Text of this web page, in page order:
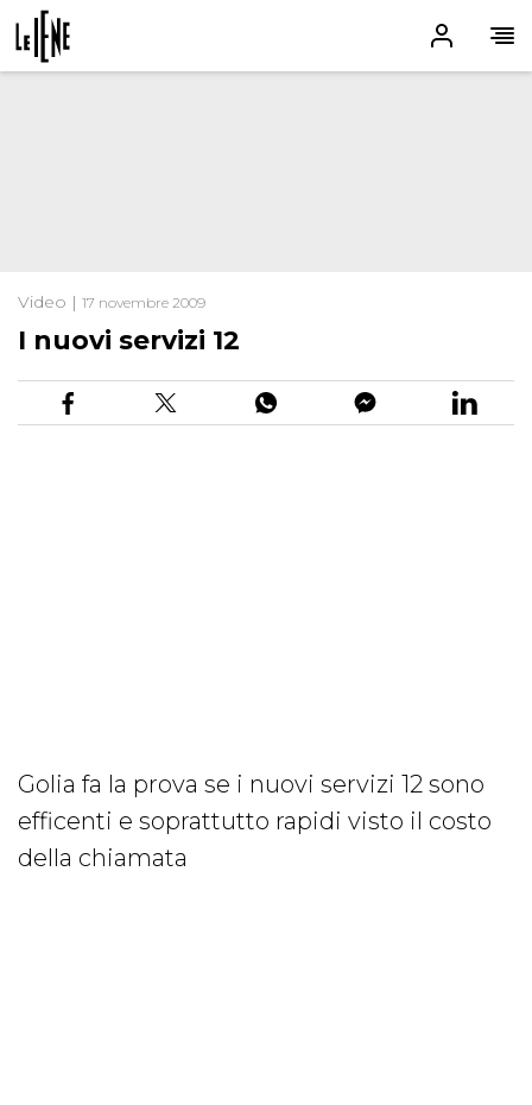
Video | 17 novembre 2009
I nuovi servizi 12
Golia fa la prova se i nuovi servizi 12 sono
efficenti e soprattutto rapidi visto il costo
della chiamata